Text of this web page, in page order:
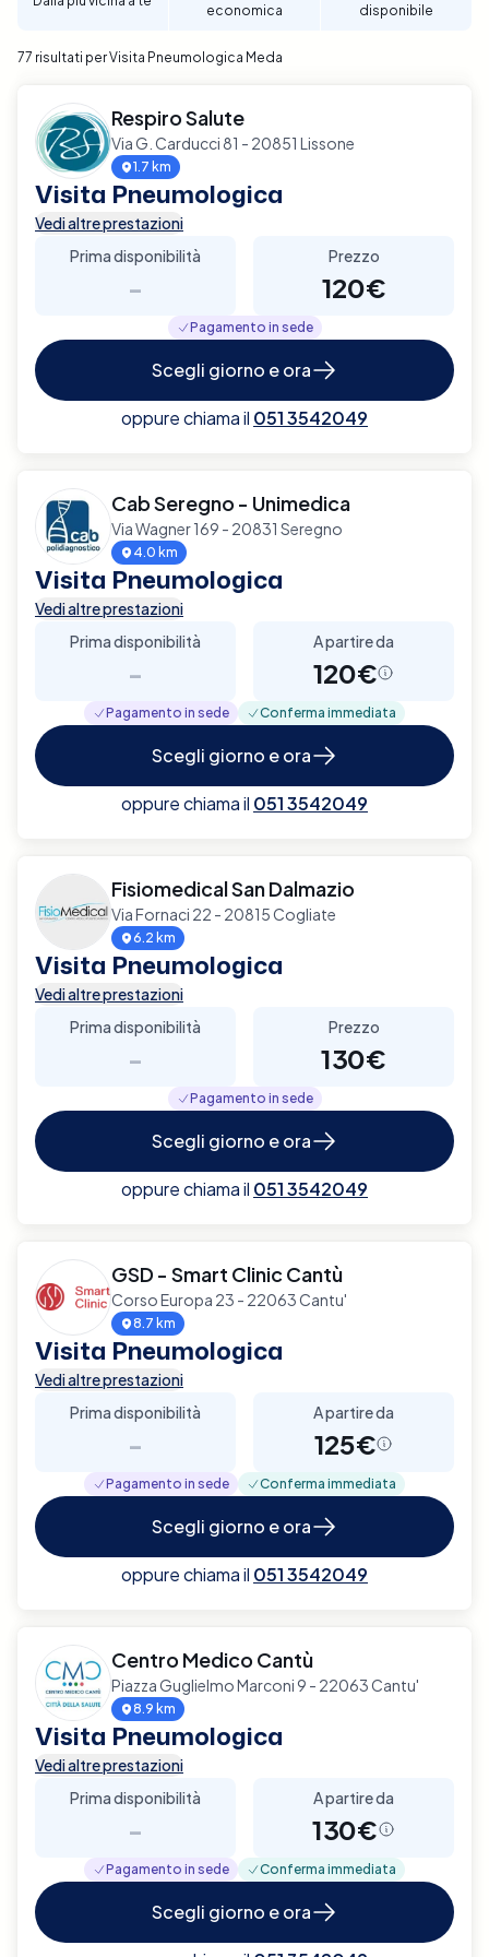
economica
disponibile
77 risultati per Visita Pneumologica Meda
Respiro Salute
Via G. Carducci 81 - 20851 Lissone
1.7 km
Visita Pneumologica
Vedi altre prestazioni
Prima disponibilità
-
Prezzo
120€
Pagamento in sede
Scegli giorno e ora
oppure chiama il 051 3542049
Cab Seregno - Unimedica
Via Wagner 169 - 20831 Seregno
4.0 km
Visita Pneumologica
Vedi altre prestazioni
Prima disponibilità
-
A partire da
120€
Pagamento in sede Conferma immediata
Scegli giorno e ora
oppure chiama il 051 3542049
Fisiomedical San Dalmazio
Via Fornaci 22 - 20815 Cogliate
6.2 km
Visita Pneumologica
Vedi altre prestazioni
Prima disponibilità
-
Prezzo
130€
Pagamento in sede
Scegli giorno e ora
oppure chiama il 051 3542049
GSD - Smart Clinic Cantù
Corso Europa 23 - 22063 Cantu'
8.7 km
Visita Pneumologica
Vedi altre prestazioni
Prima disponibilità
-
A partire da
125€
Pagamento in sede Conferma immediata
Scegli giorno e ora
oppure chiama il 051 3542049
Centro Medico Cantù
Piazza Guglielmo Marconi 9 - 22063 Cantu'
8.9 km
Visita Pneumologica
Vedi altre prestazioni
Prima disponibilità
-
A partire da
130€
Pagamento in sede Conferma immediata
Scegli giorno e ora